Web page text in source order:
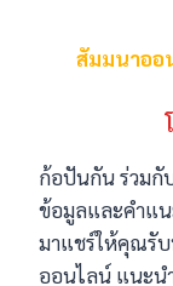
สัมมนาออ
ก้อปันกัน ร่วมกั
ข้อมูลและคำแน
มาแชร์ให้คุณรั
ออนไลน์ แนะน